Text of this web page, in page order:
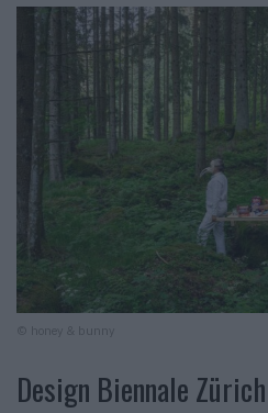
Design Biennale Zürich